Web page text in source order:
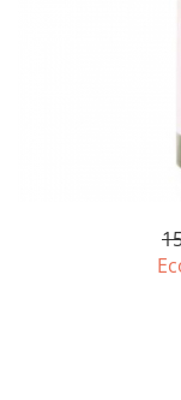
Incarcatoare
Panouri
Invertoare On-grid